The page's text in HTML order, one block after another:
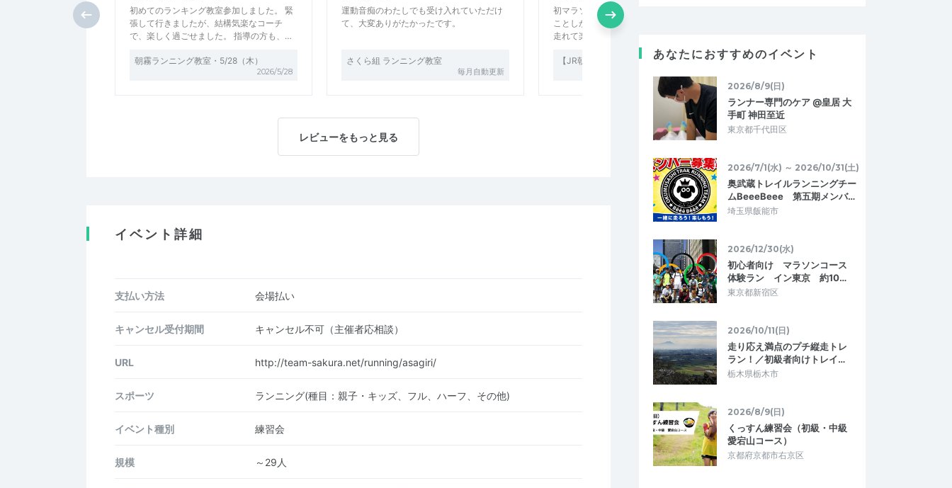
初めてのランキング教室参加しました。 緊
張して行きましたが、結構気楽なコーチ
で、楽しく過ごせました。 指導の方も、…
朝霧ランニング教室・5/28（木）
2026/5/28
運動音痴のわたしでも受け入れていただけ
て、大変ありがたかったです。
さくら組 ランニング教室
毎月自動更新
初マラソン大会の練習で参加。 1人で走った
ことしかなかったので、みんなで話ながら
走れて楽しかったです。 コーチや参加者…
【JR朝霧スタート】20km走 vol.65 ランニング教室＠姫路 #310
レビューをもっと見る
イベント詳細
支払い方法 会場払い
キャンセル受付期間 キャンセル不可（主催者応相談）
URL http://team-sakura.net/running/asagiri/
スポーツ ランニング(種目：親子・キッズ、フル、ハーフ、その他)
イベント種別 練習会
規模 ～29人
あなたにおすすめのイベント
2026/8/9(日)
ランナー専門のケア @皇居 大
手町 神田至近
東京都千代田区
2026/7/1(水) ～ 2026/10/31(土)
奥武蔵トレイルランニングチー
ムBeeeBeee 第五期メンバ…
埼玉県飯能市
2026/12/30(水)
初心者向け マラソンコース
体験ラン イン東京 約10…
東京都新宿区
2026/10/11(日)
走り応え満点のプチ縦走トレ
ラン！／初級者向けトレイ…
栃木県栃木市
2026/8/9(日)
くっすん練習会（初級・中級
愛宕山コース）
京都府京都市右京区